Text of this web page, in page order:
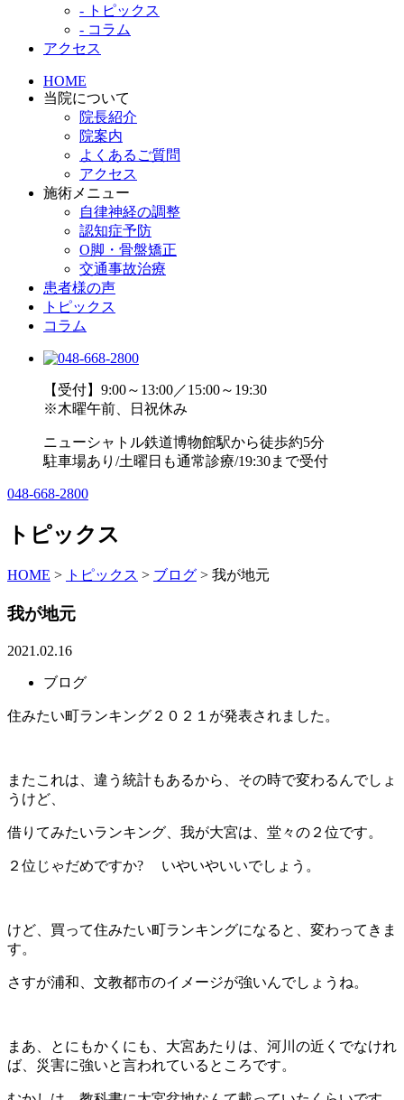
- トピックス
- コラム
アクセス
HOME
当院について
院長紹介
院案内
よくあるご質問
アクセス
施術メニュー
自律神経の調整
認知症予防
O脚・骨盤矯正
交通事故治療
患者様の声
トピックス
コラム
【受付】9:00～13:00／15:00～19:30
※木曜午前、日祝休み
ニューシャトル鉄道博物館駅から徒歩約5分
駐車場あり/土曜日も通常診療/19:30まで受付
048-668-2800
トピックス
HOME > トピックス > ブログ > 我が地元
我が地元
2021.02.16
ブログ
住みたい町ランキング２０２１が発表されました。
またこれは、違う統計もあるから、その時で変わるんでしょ
うけど、
借りてみたいランキング、我が大宮は、堂々の２位です。
２位じゃだめですか? いやいやいいでしょう。
けど、買って住みたい町ランキングになると、変わってきま
す。
さすが浦和、文教都市のイメージが強いんでしょうね。
まあ、とにもかくにも、大宮あたりは、河川の近くでなけれ
ば、災害に強いと言われているところです。